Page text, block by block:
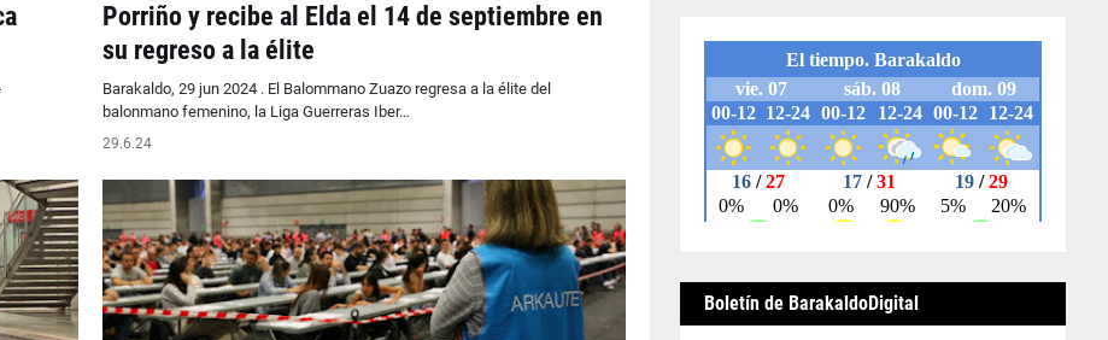
Porriño y recibe al Elda el 14 de septiembre en
su regreso a la élite
Barakaldo, 29 jun 2024 . El Balommano Zuazo regresa a la élite del
balonmano femenino, la Liga Guerreras Iber…
29.6.24
Boletín de BarakaldoDigital